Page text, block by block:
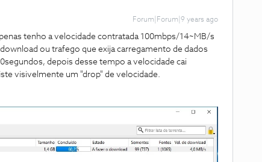
Forum|Forum|9 years ago
tenho a velocidade contratada 100mbps/14~MB/s
ou trafego que exija carregamento de dados
depois desse tempo a velocidade cai
visivelmente um "drop" de velocidade.